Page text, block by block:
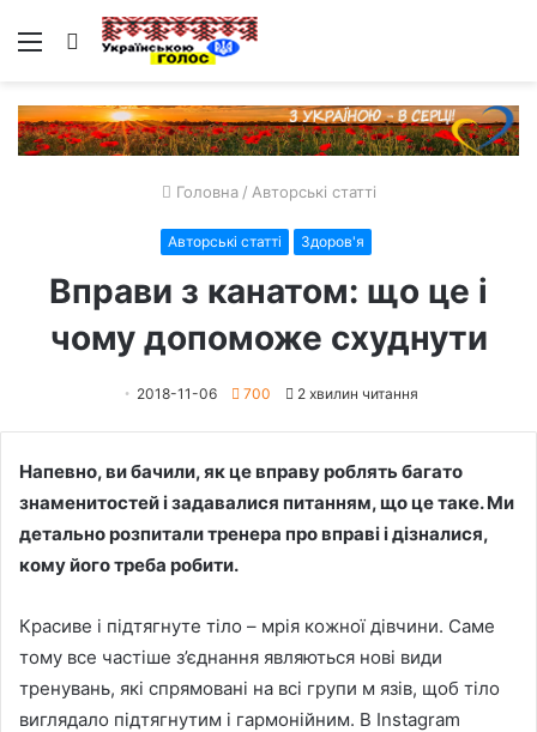
Меню Пошук
Головна / Авторські статті
Авторські статті Здоров'я
Вправи з канатом: що це і
чому допоможе схуднути
2018-11-06 700 2 хвилин читання
Напевно, ви бачили, як це вправу роблять багато
знаменитостей і задавалися питанням, що це таке. Ми
детально розпитали тренера про вправі і дізналися,
кому його треба робити.
Красиве і підтягнуте тіло – мрія кожної дівчини. Саме
тому все частіше з’єднання являються нові види
тренувань, які спрямовані на всі групи м язів, щоб тіло
виглядало підтягнутим і гармонійним. В Instagram